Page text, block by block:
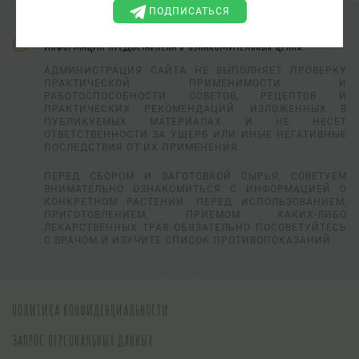
Информация предоставлена в ознакомительных целях.
АДМИНИСТРАЦИЯ САЙТА НЕ ВЫПОЛНЯЕТ ПРОВЕРКУ
ПРАКТИЧЕСКОЙ ПРИМЕНИМОСТИ И
РАБОТОСПОСОБНОСТИ СОВЕТОВ, РЕЦЕПТОВ И
ПРАКТИЧЕСКИХ РЕКОМЕНДАЦИЙ, ИЗЛОЖЕННЫХ В
ПУБЛИКУЕМЫХ МАТЕРИАЛАХ И НЕ НЕСЕТ
ОТВЕТСТВЕННОСТИ ЗА УЩЕРБ ИЛИ ИНЫЕ НЕГАТИВНЫЕ
ПОСЛЕДСТВИЯ ОТ ИХ ПРИМЕНЕНИЯ.
ПЕРЕД СБОРОМ И ЗАГОТОВКОЙ СЫРЬЯ, СОВЕТУЕМ
ВНИМАТЕЛЬНО ОЗНАКОМИТЬСЯ С ИНФОРМАЦИЕЙ О
КОНКРЕТНОМ РАСТЕНИИ. ПЕРЕД ИСПОЛЬЗОВАНИЕМ,
ПРИГОТОВЛЕНИЕМ, ПРИЕМОМ КАКИХ-ЛИБО
ЛЕКАРСТВЕННЫХ ТРАВ ОБЯЗАТЕЛЬНО ПОСОВЕТУЙТЕСЬ
С ВРАЧОМ И ИЗУЧИТЕ СПИСОК ПРОТИВОПОКАЗАНИЙ.
ПОЛИТИКА КОНФИДЕНЦИАЛЬНОСТИ
ЗАПРОС ПЕРСОНАЛЬНЫХ ДАННЫХ
ПОДПИСАТЬСЯ